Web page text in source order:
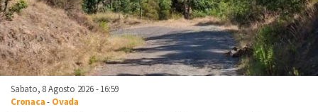
Sabato, 8 Agosto 2026 - 16:59
Cronaca- Ovada